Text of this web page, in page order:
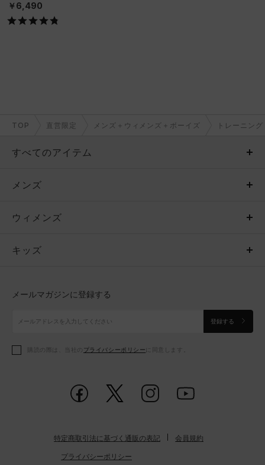
￥6,490
TOP 直営限定 メンズ＋ウィメンズ＋ボーイズ トレーニング
すべてのアイテム
メンズ
ウィメンズ
キッズ
アクセサリー
メンズ
トップス
ボトムス
アクセサリー
ウィメンズ
トップス
シューズ
アクセサリー
キッズ
シューズ
メールマガジンに登録する
登録する
購読の際は、当社の プライバシーポリシー に同意します。
特定商取引法に基づく通販の表記 会員規約
プライバシーポリシー